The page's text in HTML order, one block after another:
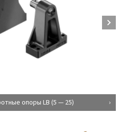
опоры LB (5 — 25)